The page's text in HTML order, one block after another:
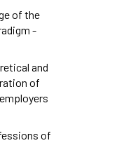
of the
-
and
of
of